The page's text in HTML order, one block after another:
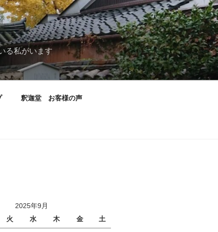
る私がいます
釈迦堂 お客様の声
2025年9月
火 水 木 金 土